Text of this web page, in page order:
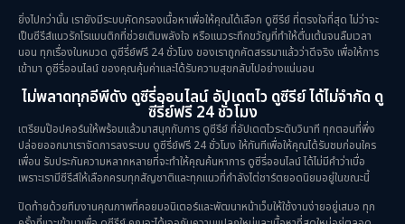
ยิ่งไปกว่านั้น เรายังมีระบบคัดกรองเนื้อหาเพื่อให้คุณได้เลือก ดูซีรีย์ ที่ตรงใจที่สุด ไม่ว่าจะ
เป็นซีรีส์แนวรักโรแมนติกที่ช่วยเติมพลังใจ หรือแนวระทึกขวัญที่ทำให้ตื่นเต้นจนลืมเวลา
นอน ทุกเรื่องในหมวด ดูซีรี่ย์ฟรี 24 ชั่วโมง ของเราถูกคัดสรรมาแล้วว่าดีจริง เพื่อให้การ
เข้ามา ดูซีรี่ออนไลน์ ของคุณคุ้มค่าและได้รับความสุขกลับไปอย่างแน่นอน
ไม่พลาดทุกอีพีดัง ดูซีรี่ออนไลน์ อัปเดตไว ดูซีรีย์ ได้ไม่จำกัด ดู
ซีรี่ย์ฟรี 24 ชั่วโมง
เตรียมป๊อปคอร์นให้พร้อมแล้วมาสนุกกับการ ดูซีรีย์ ที่อัปเดตไวระดับวินาที ทุกตอนที่พึ่ง
ปล่อยออกมาเราจัดการลงระบบ ดูซีรี่ย์ฟรี 24 ชั่วโมง ให้ทันทีเพื่อให้คุณได้รับชมก่อนใคร
เพื่อน รับประกันความหลากหลายที่จะทำให้คุณค้นหาการ ดูซีรี่ออนไลน์ ได้ไม่มีคำว่าเบื่อ
เพราะเรามีซีรีส์ให้เลือกครบทุกสัญชาติและทุกแนวที่กำลังไต่ชาร์ตยอดนิยมอยู่ในขณะนี้
ปิดท้ายด้วยทีมงานคุณภาพที่คอยมอนิเตอร์และพัฒนาหน้าเว็บให้ใช้งานง่ายอยู่เสมอ ทุก